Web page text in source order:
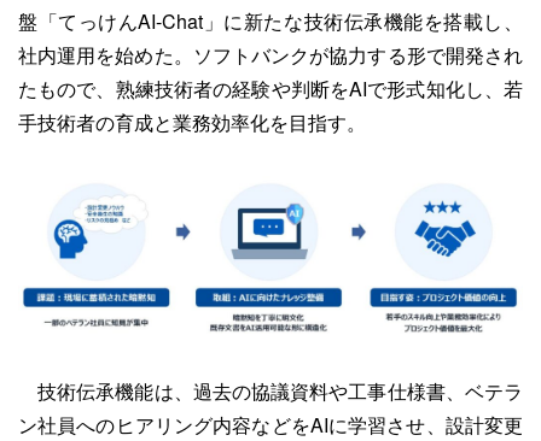
盤「てっけんAI-Chat」に新たな技術伝承機能を搭載し、
社内運用を始めた。ソフトバンクが協力する形で開発され
たもので、熟練技術者の経験や判断をAIで形式知化し、若
手技術者の育成と業務効率化を目指す。
技術伝承機能は、過去の協議資料や工事仕様書、ベテラ
ン社員へのヒアリング内容などをAIに学習させ、設計変更